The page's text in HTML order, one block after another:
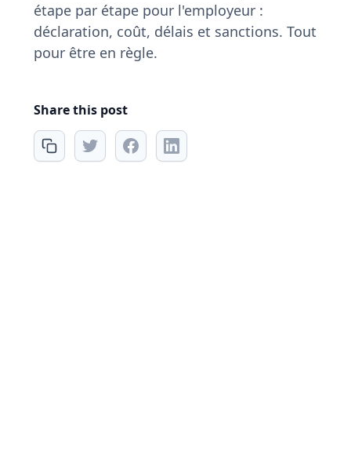
étape par étape pour l'employeur :
déclaration, coût, délais et sanctions. Tout
pour être en règle.
Share this post